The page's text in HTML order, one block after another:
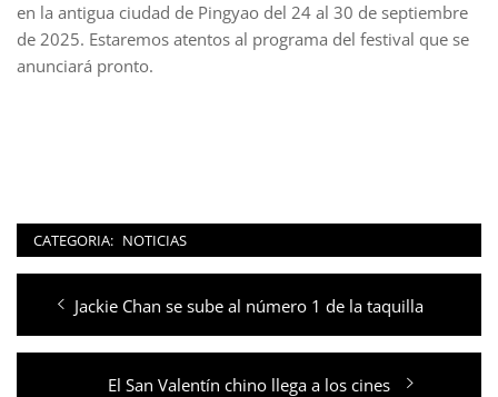
en la antigua ciudad de Pingyao del 24 al 30 de septiembre
de 2025. Estaremos atentos al programa del festival que se
anunciará pronto.
CATEGORIA: NOTICIAS
Navegación
de
entradas
Entrada
anterior:
Jackie Chan se sube al número 1 de la taquilla
Entrada
El San Valentín chino llega a los cines